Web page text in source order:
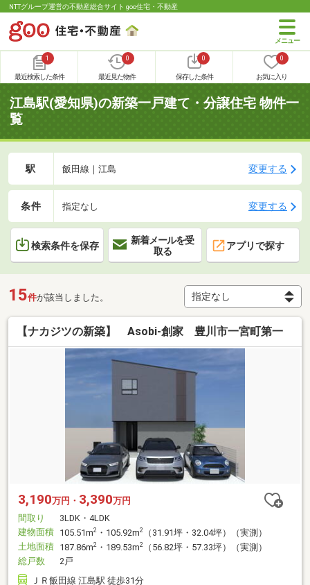
NTTグループ運営の不動産総合サイト goo住宅・不動産
1
最近検索した条件
0
最近見た物件
0
保存した条件
0
お気に入り
江島駅(愛知県)の新築一戸建て・分譲住宅 物件一
覧
駅 飯田線｜江島 変更する
条件 指定なし 変更する
検索条件を保存
新着メールを受
取る
アプリで探す
15件が該当しました。
【ナカジツの新築】 Asobi-創家 豊川市一宮町第一
3,190万円・ 3,390万円
間取り
3LDK・4LDK
建物面積 105.51m2 ・105.92m2
（31.91坪・32.04坪）（実測）
土地面積 187.86m2 ・189.53m2
（56.82坪・57.33坪）（実測）
総戸数
2戸
ＪＲ飯田線 江島駅 徒歩31分